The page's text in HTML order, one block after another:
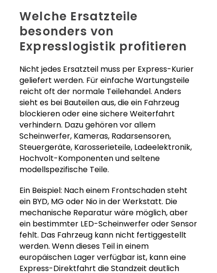
Welche Ersatzteile
besonders von
Expresslogistik profitieren
Nicht jedes Ersatzteil muss per Express-Kurier
geliefert werden. Für einfache Wartungsteile
reicht oft der normale Teilehandel. Anders
sieht es bei Bauteilen aus, die ein Fahrzeug
blockieren oder eine sichere Weiterfahrt
verhindern. Dazu gehören vor allem
Scheinwerfer, Kameras, Radarsensoren,
Steuergeräte, Karosserieteile, Ladeelektronik,
Hochvolt-Komponenten und seltene
modellspezifische Teile.
Ein Beispiel: Nach einem Frontschaden steht
ein BYD, MG oder Nio in der Werkstatt. Die
mechanische Reparatur wäre möglich, aber
ein bestimmter LED-Scheinwerfer oder Sensor
fehlt. Das Fahrzeug kann nicht fertiggestellt
werden. Wenn dieses Teil in einem
europäischen Lager verfügbar ist, kann eine
Express-Direktfahrt die Standzeit deutlich